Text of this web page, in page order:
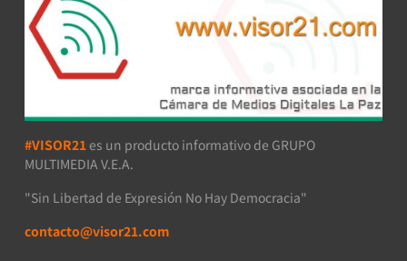
#VISOR21 es un producto informativo de GRUPO
MULTIMEDIA V.E.A.
"Sin Libertad de Expresión No Hay Democracia"
contacto@visor21.com